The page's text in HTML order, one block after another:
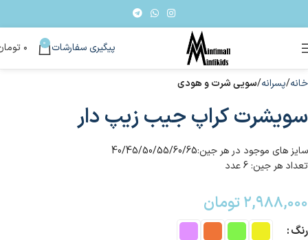
پیگیری سفارشات 0 ۰
خانه پسرانه سویی شرت و هودی
سویشرت کراپ جیب زیپ دار
سایز های موجود در هر جین:40/45/50/55/60/65
تعداد هر جین: 6 عدد
۲,۹۸۸,۰۰۰تومان
رنگ